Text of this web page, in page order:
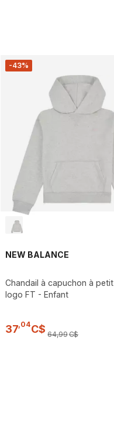
-43%
NEW BALANCE
Chandail à capuchon à petit
logo FT - Enfant
37 04C$ 64,99C$